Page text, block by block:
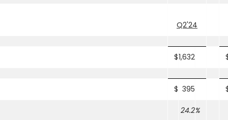
Q2'24
$1,632
$ 395
24.2%